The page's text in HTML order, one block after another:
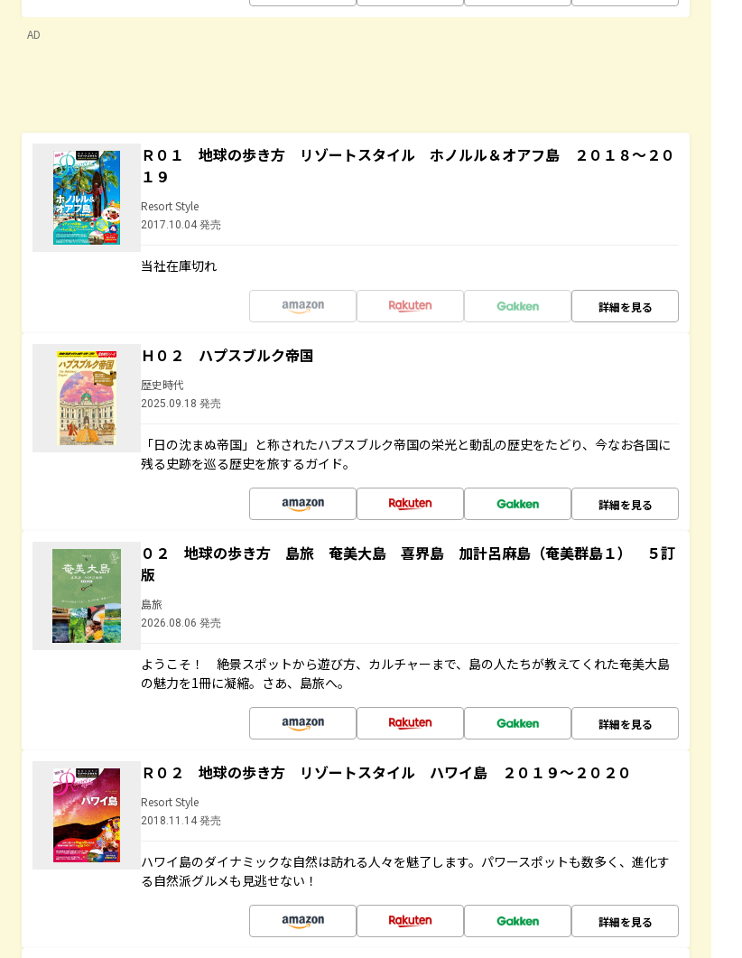
AD
Ｒ０１ 地球の歩き方 リゾートスタイル ホノルル＆オアフ島 ２０１８～２０
１９
Resort Style
2017.10.04 発売
当社在庫切れ
詳細を見る
Ｈ０２ ハプスブルク帝国
歴史時代
2025.09.18 発売
「日の沈まぬ帝国」と称されたハプスブルク帝国の栄光と動乱の歴史をたどり、今なお各国に
残る史跡を巡る歴史を旅するガイド。
詳細を見る
０２ 地球の歩き方 島旅 奄美大島 喜界島 加計呂麻島（奄美群島１） ５訂
版
島旅
2026.08.06 発売
ようこそ！ 絶景スポットから遊び方、カルチャーまで、島の人たちが教えてくれた奄美大島
の魅力を1冊に凝縮。さあ、島旅へ。
詳細を見る
Ｒ０２ 地球の歩き方 リゾートスタイル ハワイ島 ２０１９～２０２０
Resort Style
2018.11.14 発売
ハワイ島のダイナミックな自然は訪れる人々を魅了します。パワースポットも数多く、進化す
る自然派グルメも見逃せない！
詳細を見る